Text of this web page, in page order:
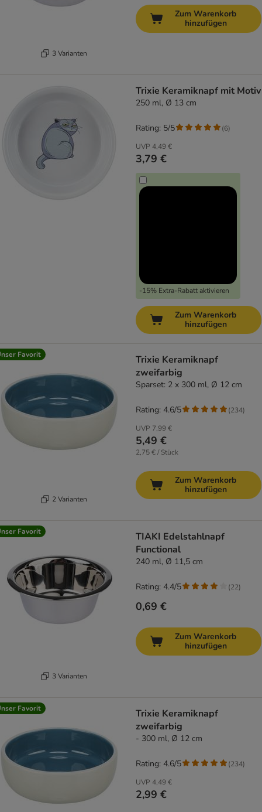
3 Varianten
Zum Warenkorb
hinzufügen
Trixie Keramiknapf mit Motiv
250 ml, Ø 13 cm
UVP 4,49 €
3,79 €
-15% Extra-Rabatt aktivieren
Rating: 5/5 (6)
Zum Warenkorb
hinzufügen
Favorit
2 Varianten
Trixie Keramiknapf
zweifarbig
Sparset: 2 x 300 ml, Ø 12 cm
UVP 7,99 €
5,49 €
2,75 € / Stück
Rating: 4.6/5 (234)
Zum Warenkorb
hinzufügen
Favorit
3 Varianten
TIAKI Edelstahlnapf
Functional
240 ml, Ø 11,5 cm
0,69 €
Rating: 4.4/5 (22)
Zum Warenkorb
hinzufügen
Favorit
Trixie Keramiknapf
zweifarbig
- 300 ml, Ø 12 cm
UVP 4,49 €
2,99 €
Rating: 4.6/5 (234)